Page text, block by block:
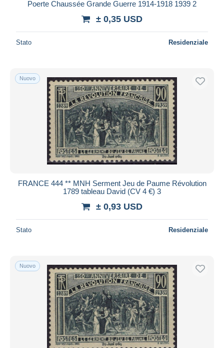
Poerte Chaussée Grande Guerre 1914-1918 1939 2
± 0,35 USD
Stato Residenziale
Nuovo
FRANCE 444 ** MNH Serment Jeu de Paume Révolution
1789 tableau David (CV 4 €) 3
± 0,93 USD
Stato Residenziale
Nuovo